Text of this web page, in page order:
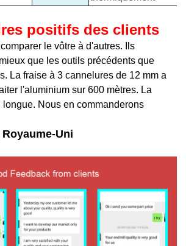
positifs des clients
le vôtre à d'autres. Ils
que les outils précédents que
La fraise à 3 cannelures de 12 mm a
l'aluminium sur 600 mètres. La
Nous en commanderons
Uni